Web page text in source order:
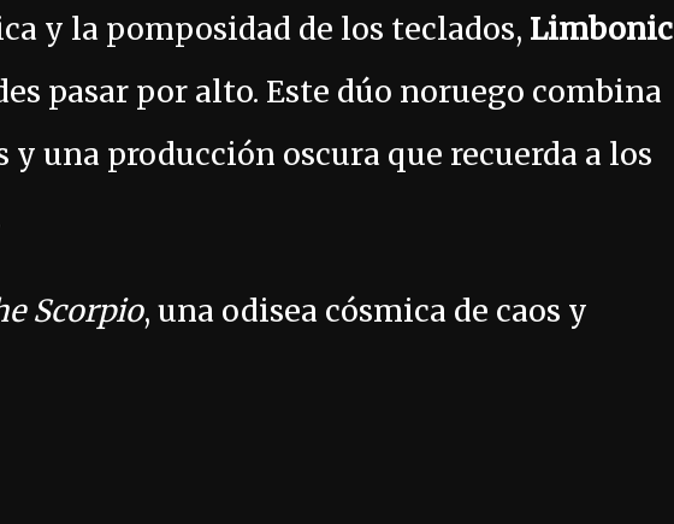
y la pomposidad de los teclados, Limbonic
pasar por alto. Este dúo noruego combina
una producción oscura que recuerda a los
Scorpio, una odisea cósmica de caos y